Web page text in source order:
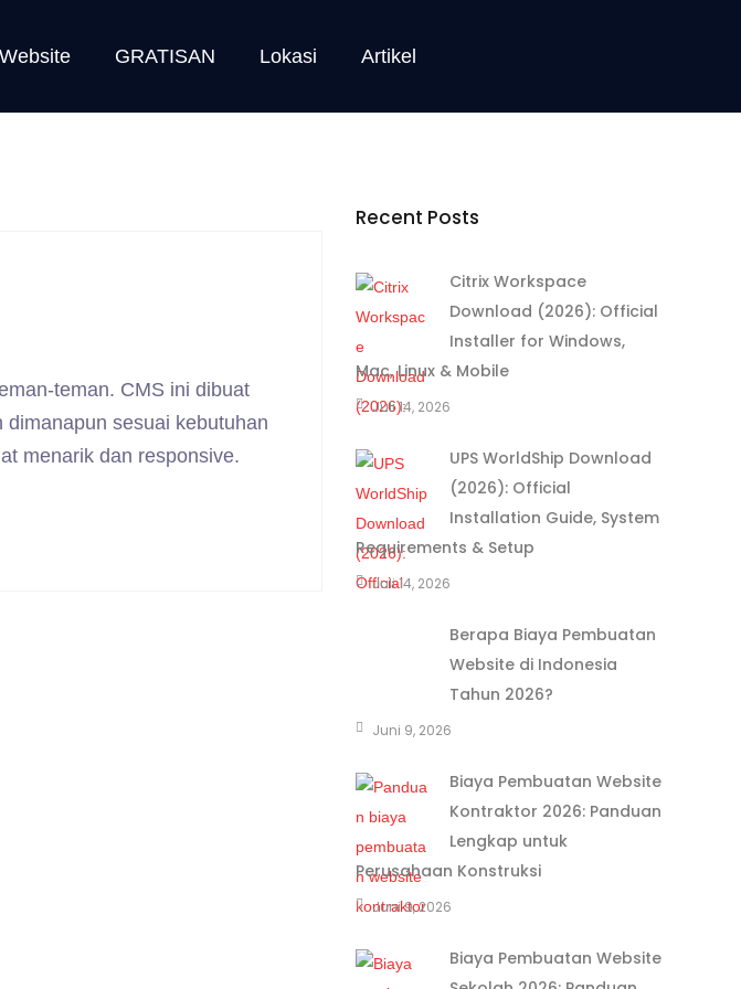
GRATISAN Lokasi Artikel
teman. CMS ini dibuat
sesuai kebutuhan
menarik dan responsive.
Recent Posts
Citrix Workspace
Download (2026): Official
Installer for Windows,
Mac, Linux & Mobile
Juli 14, 2026
UPS WorldShip Download
(2026): Official
Installation Guide, System
Requirements & Setup
Juli 14, 2026
Berapa Biaya Pembuatan
Website di Indonesia
Tahun 2026?
Juni 9, 2026
Biaya Pembuatan Website
Kontraktor 2026: Panduan
Lengkap untuk
Perusahaan Konstruksi
Juni 9, 2026
Biaya Pembuatan Website